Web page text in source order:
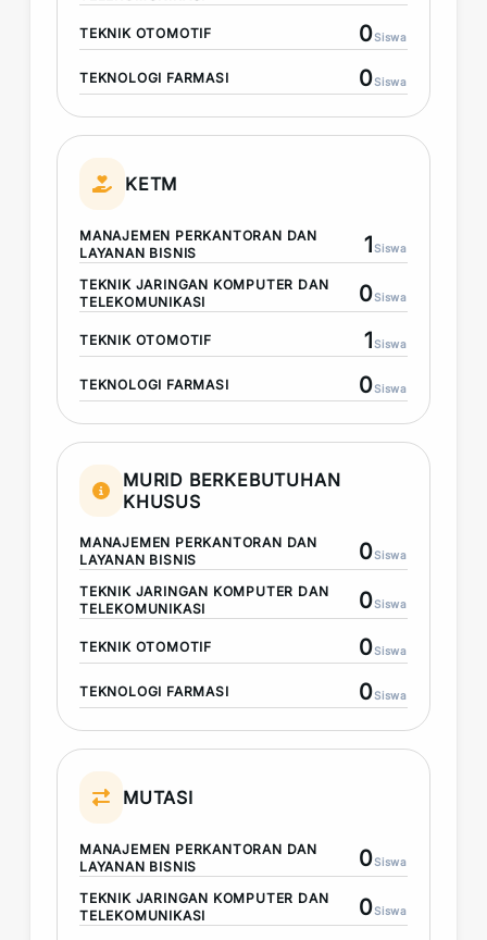
TEKNIK OTOMOTIF 0Siswa
TEKNOLOGI FARMASI 0Siswa
KETM
MANAJEMEN PERKANTORAN DAN
LAYANAN BISNIS
1Siswa
TEKNIK JARINGAN KOMPUTER DAN
TELEKOMUNIKASI
0Siswa
TEKNIK OTOMOTIF 1Siswa
TEKNOLOGI FARMASI 0Siswa
MURID BERKEBUTUHAN
KHUSUS
MANAJEMEN PERKANTORAN DAN
LAYANAN BISNIS
0Siswa
TEKNIK JARINGAN KOMPUTER DAN
TELEKOMUNIKASI
0Siswa
TEKNIK OTOMOTIF 0Siswa
TEKNOLOGI FARMASI 0Siswa
MUTASI
MANAJEMEN PERKANTORAN DAN
LAYANAN BISNIS
0Siswa
TEKNIK JARINGAN KOMPUTER DAN
TELEKOMUNIKASI
0Siswa